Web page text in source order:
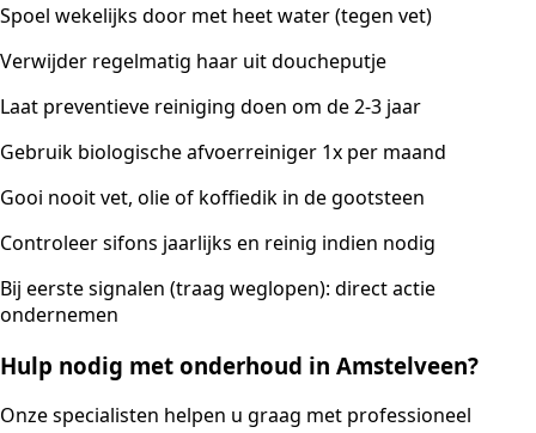
Spoel wekelijks door met heet water (tegen vet)
Verwijder regelmatig haar uit doucheputje
Laat preventieve reiniging doen om de 2-3 jaar
Gebruik biologische afvoerreiniger 1x per maand
Gooi nooit vet, olie of koffiedik in de gootsteen
Controleer sifons jaarlijks en reinig indien nodig
Bij eerste signalen (traag weglopen): direct actie
ondernemen
Hulp nodig met onderhoud in Amstelveen?
Onze specialisten helpen u graag met professioneel